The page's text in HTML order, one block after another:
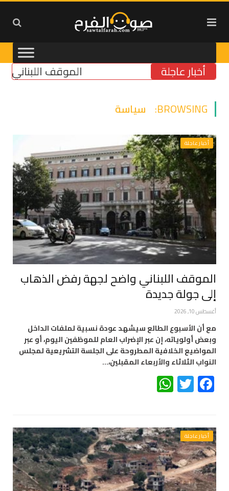
أخبار عاجلة الموقف اللبناني
BROWSING: سياسة
أخبار عاجلة
الموقف اللبناني واضح لجهة رفض الذهاب
إلى جولة جديدة
أغسطس 10, 2026
مع أن الأسبوع الطالع سيشهد عودة نسبية لملفات الداخل
وبعض أولوياته، إن عبر الإضراب العام للموظفين اليوم، أو عبر
المواضيع الخلافية المطروحة على الجلسة التشريعية لمجلس
النواب الثلاثاء والأربعاء المقبلين،…
Facebook
Twitter
أخبار عاجلة